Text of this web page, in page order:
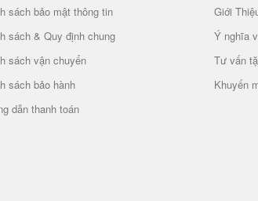
sách bảo mật thông tin
sách & Quy định chung
sách vận chuyển
sách bảo hành
dẫn thanh toán
Giới
Ý nghĩa
Tư vấn
Khuyến